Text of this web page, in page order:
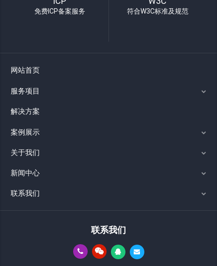
免费ICP备案服务 符合W3C标准及规范
网站首页
服务项目
解决方案
案例展示
关于我们
新闻中心
联系我们
联系我们